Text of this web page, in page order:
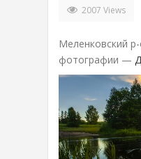
2007 Views
Меленковский
фотографии —